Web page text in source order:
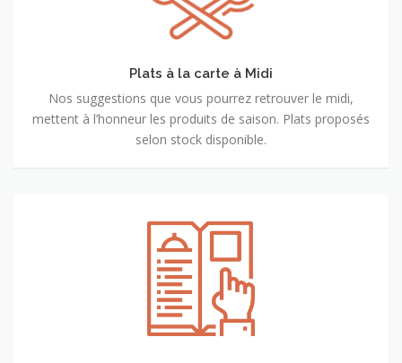
Plats à la carte à Midi
Nos suggestions que vous pourrez retrouver le midi,
mettent à l’honneur les produits de saison. Plats proposés
selon stock disponible.